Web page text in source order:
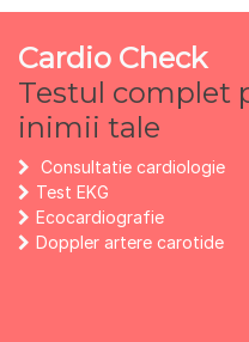
Cardio Check
Testul complet
inimii tale
Consultatie cardiologie
Test EKG
Ecocardiografie
Doppler artere carotide